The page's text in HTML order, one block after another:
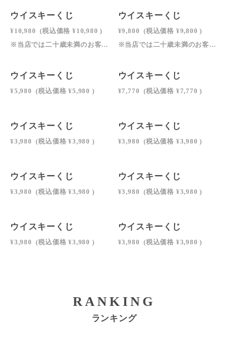
ウイスキーくじ
¥10,980 (税込価格 ¥10,980 )
※当店では二十歳未満のお客様への酒類の販売をお断りしております。※飲酒運転は法律で禁止されています。絶対におやめください。※妊娠中・授乳期の飲酒は、胎児・乳児の発育に悪影響を与えるおそれがあります。※お酒は適量を守り、楽しく適切にお楽しみください。※本企画は福袋、くじという特性上、中身が想像していたものと違うなどのお客様都合による返品・交換はお受け致しかねます。※画像に掲載されているお酒のどれか１本（1口）が発送されます。内容や中身に納得できないといった(バズレでした★3,2,1など)レビューされる方はご購入控えて頂くようお願い致します。※長期不在や住所不明などで商品が差し戻された場合、再発送は承っておりません。※ページの更新頻度が高いため、くじの内容を事前にスクリーンショット（または写真）で保存をお願いいたします
ウイスキーくじ
¥9,800 (税込価格 ¥9,800 )
※当店では二十歳未満のお客様への酒類の販売をお断りしております。※飲酒運転は法律で禁止されています。絶対におやめください。※妊娠中・授乳期の飲酒は、胎児・乳児の発育に悪影響を与えるおそれがあります。※お酒は適量を守り、楽しく適切にお楽しみください。※本企画は福袋、くじという特性上、中身が想像していたものと違うなどのお客様都合による返品・交換はお受け致しかねます。※画像に掲載されているお酒のどれか１本（1口）が発送されます。内容や中身に納得できないといった(バズレでした★3,2,1など)レビューされる方はご購入控えて頂くようお願い致します。※長期不在や住所不明などで商品が差し戻された場合、再発送は承っておりません。※ページの更新頻度が高いため、くじの内容を事前にスクリーンショット（または写真）で保存をお願いいたします
SOLD OUT
ウイスキーくじ
¥5,980 (税込価格 ¥5,980 )
SOLD OUT
ウイスキーくじ
¥7,770 (税込価格 ¥7,770 )
ウイスキーくじ
¥3,980 (税込価格 ¥3,980 )
ウイスキーくじ
¥3,980 (税込価格 ¥3,980 )
ウイスキーくじ
¥3,980 (税込価格 ¥3,980 )
ウイスキーくじ
¥3,980 (税込価格 ¥3,980 )
ウイスキーくじ
¥3,980 (税込価格 ¥3,980 )
ウイスキーくじ
¥3,980 (税込価格 ¥3,980 )
RANKING
ランキング